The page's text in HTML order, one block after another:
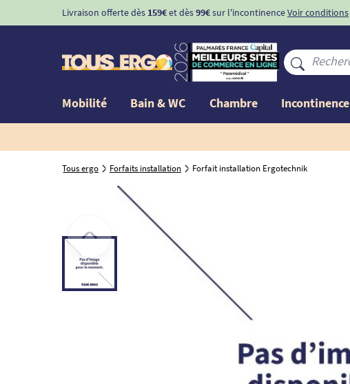
Livraison offerte dès 159€et dès99€sur l'incontinenceVoir conditions
Mobilité Bain & WC Chambre Incontinence
Tous ergo Forfaits installation Forfait installation Ergotechnik